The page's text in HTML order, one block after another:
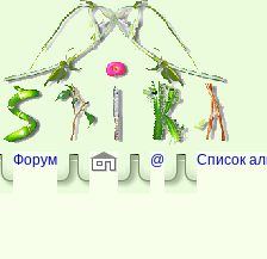
Форум @ Список